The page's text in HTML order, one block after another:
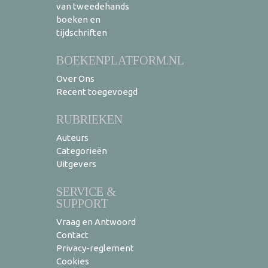
van tweedehands
boeken en
tijdschriften
BOEKENPLATFORM.NL
Over Ons
Recent toegevoegd
RUBRIEKEN
Auteurs
Categorieën
Uitgevers
SERVICE &
SUPPORT
Vraag en Antwoord
Contact
Privacy-reglement
Cookies